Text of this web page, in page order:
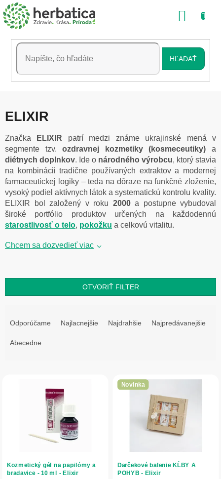
Prejsť
na
obsah
HĽADAŤ
ELIXIR
Značka ELIXIR patrí medzi známe ukrajinské mená v
segmente tzv.ozdravnej kozmetiky (kosmeceutiky) a
diétnych doplnkov. Ide o národného výrobcu, ktorý stavia
na kombinácii tradične používaných extraktov a modernej
farmaceutickej logiky – teda na dôraze na funkčné zloženie,
vysoký podiel aktívnych látok a systematickú kontrolu kvality.
ELIXIR bol založený v roku 2000a postupne vybudoval
široké portfólio produktov určených na každodennú
starostlivosť o telo, pokožku a celkovú vitalitu.
Chcem sa dozvedieť viac
OTVORIŤ FILTER
o
v
Odporúčame Najlacnejšie Najdrahšie Najpredávanejšie
Abecedne
d
u
Kozmetický gél na papilómy a
bradavice - 10 ml - Elixir
Novinka
Darčekové balenie KĹBY A
POHYB - Elixir